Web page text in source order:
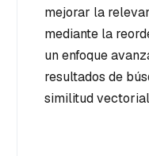
mejorar la
mediante la
un enfoque
resultados de
similitud